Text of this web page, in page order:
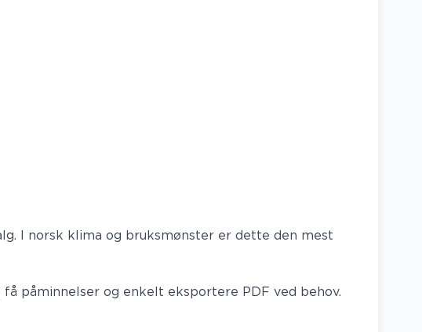
I norsk klima og bruksmønster er dette den mest
påminnelser og enkelt eksportere PDF ved behov.